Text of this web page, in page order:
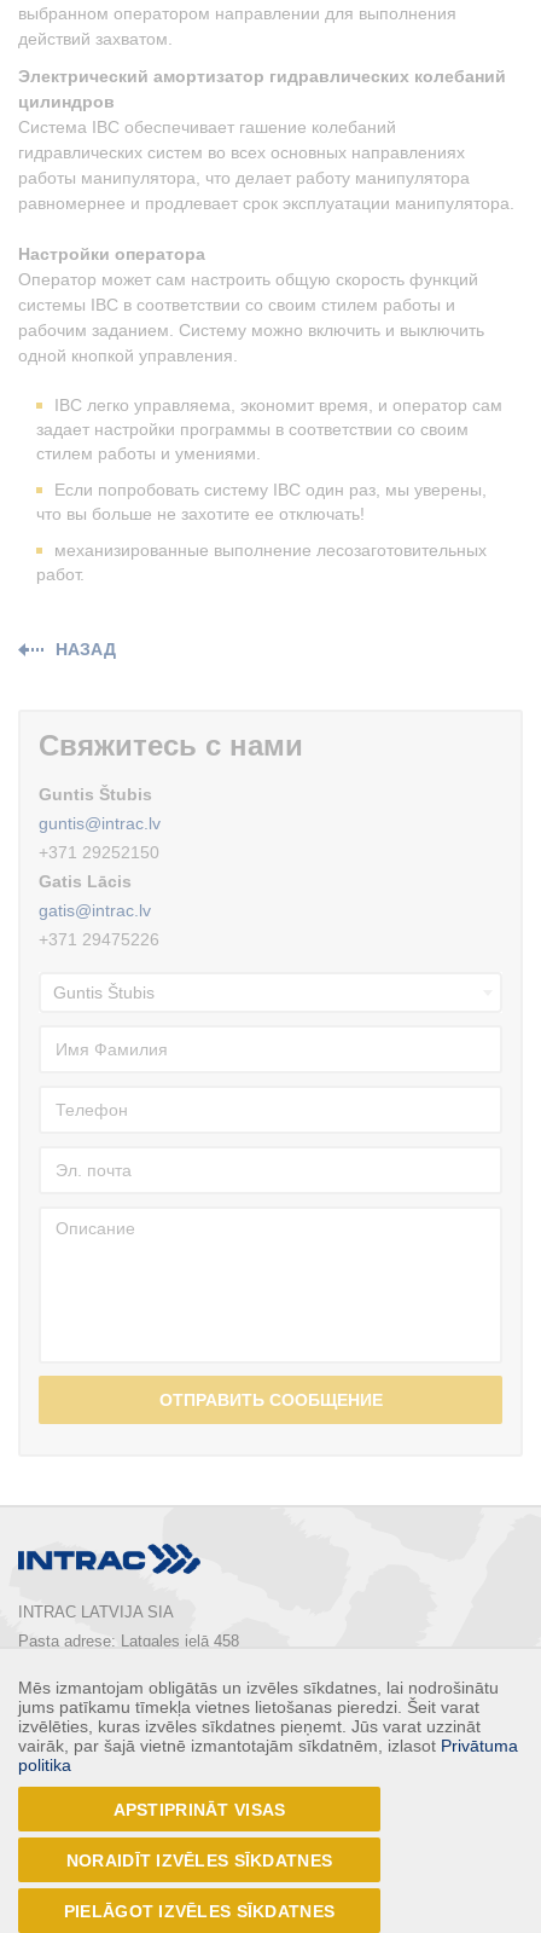
выбранном оператором направлении для выполнения
действий захватом.
Электрический амортизатор гидравлических колебаний
цилиндров
Система IBC обеспечивает гашение колебаний
гидравлических систем во всех основных направлениях
работы манипулятора, что делает работу манипулятора
равномернее и продлевает срок эксплуатации манипулятора.
Настройки оператора
Оператор может сам настроить общую скорость функций
системы IBC в соответствии со своим стилем работы и
рабочим заданием. Систему можно включить и выключить
одной кнопкой управления.
IBC легко управляема, экономит время, и оператор сам
задает настройки программы в соответствии со своим
стилем работы и умениями.
Если попробовать систему IBC один раз, мы уверены,
что вы больше не захотите ее отключать!
механизированные выполнение лесозаготовительных
работ.
НАЗАД
Свяжитесь с нами
Guntis Štubis
guntis@intrac.lv
+371 29252150
Gatis Lācis
gatis@intrac.lv
+371 29475226
ОТПРАВИТЬ СООБЩЕНИЕ
INTRAC LATVIJA SIA
Pasta adrese: Latgales ielā 458
Tālrunis: + 371 67 803 700
E-pasts: info@intrac.lv
КОНТАКТЫ
Mēs izmantojam obligātās un izvēles sīkdatnes, lai nodrošinātu
jums patīkamu tīmekļa vietnes lietošanas pieredzi. Šeit varat
izvēlēties, kuras izvēles sīkdatnes pieņemt. Jūs varat uzzināt
vairāk, par šajā vietnē izmantotajām sīkdatnēm, izlasot Privātuma
politika
APSTIPRINĀT VISAS
NORAIDĪT IZVĒLES SĪKDATNES
PIELĀGOT IZVĒLES SĪKDATNES